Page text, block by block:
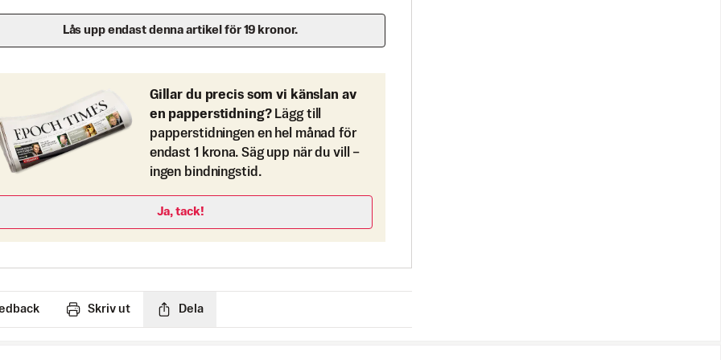
Lås upp endast denna artikel för 19 kronor.
Gillar du precis som vi känslan av
en papperstidning? Lägg till
papperstidningen en hel månad för
endast 1 krona. Säg upp när du vill –
ingen bindningstid.
Ja, tack!
Skriv ut Dela